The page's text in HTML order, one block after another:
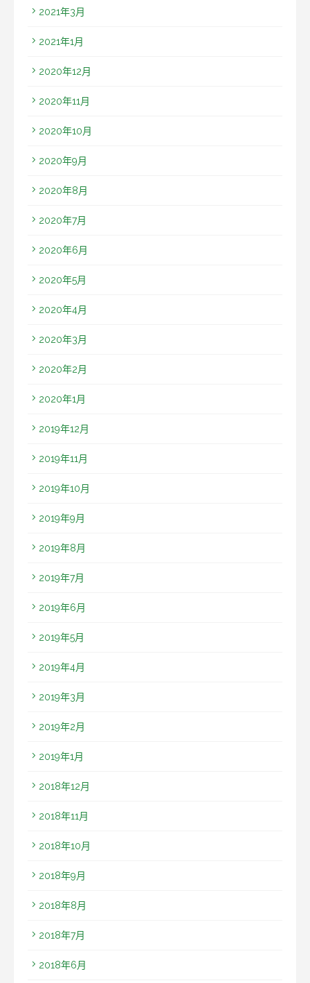
2021年3月
2021年1月
2020年12月
2020年11月
2020年10月
2020年9月
2020年8月
2020年7月
2020年6月
2020年5月
2020年4月
2020年3月
2020年2月
2020年1月
2019年12月
2019年11月
2019年10月
2019年9月
2019年8月
2019年7月
2019年6月
2019年5月
2019年4月
2019年3月
2019年2月
2019年1月
2018年12月
2018年11月
2018年10月
2018年9月
2018年8月
2018年7月
2018年6月